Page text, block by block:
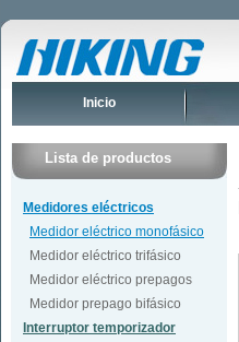
Inicio
Lista de productos
Medidores eléctricos
Medidor eléctrico monofásico
Medidor eléctrico trifásico
Medidor eléctrico prepagos
Medidor prepago bifásico
Interruptor temporizador